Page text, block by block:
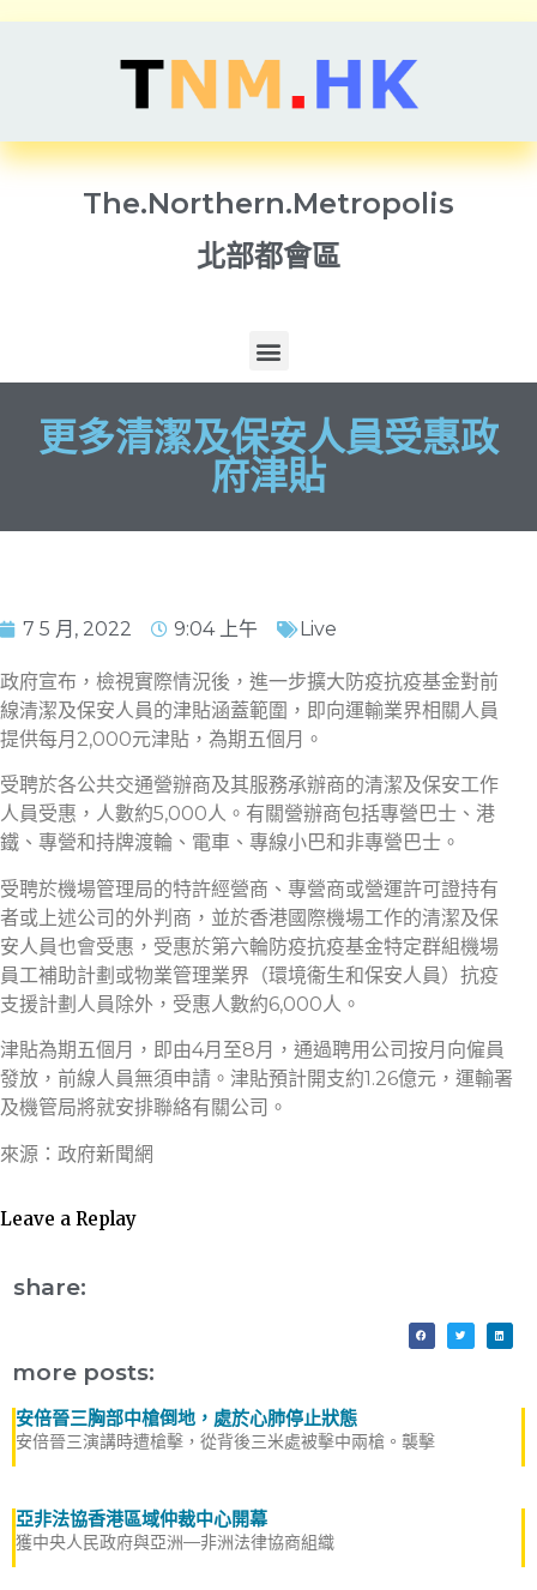
The.Northern.Metropolis
北部都會區
更多清潔及保安人員受惠政
府津貼
7 5 月, 2022 9:04 上午 Live
政府宣布，檢視實際情況後，進一步擴大防疫抗疫基金對前
線清潔及保安人員的津貼涵蓋範圍，即向運輸業界相關人員
提供每月2,000元津貼，為期五個月。
受聘於各公共交通營辦商及其服務承辦商的清潔及保安工作
人員受惠，人數約5,000人。有關營辦商包括專營巴士、港
鐵、專營和持牌渡輪、電車、專線小巴和非專營巴士。
受聘於機場管理局的特許經營商、專營商或營運許可證持有
者或上述公司的外判商，並於香港國際機場工作的清潔及保
安人員也會受惠，受惠於第六輪防疫抗疫基金特定群組機場
員工補助計劃或物業管理業界（環境衞生和保安人員）抗疫
支援計劃人員除外，受惠人數約6,000人。
津貼為期五個月，即由4月至8月，通過聘用公司按月向僱員
發放，前線人員無須申請。津貼預計開支約1.26億元，運輸署
及機管局將就安排聯絡有關公司。
來源：政府新聞網
Leave a Replay
share:
more posts:
安倍晉三胸部中槍倒地，處於心肺停止狀態
安倍晉三演講時遭槍擊，從背後三米處被擊中兩槍。襲擊
亞非法協香港區域仲裁中心開幕
獲中央人民政府與亞洲—非洲法律協商組織